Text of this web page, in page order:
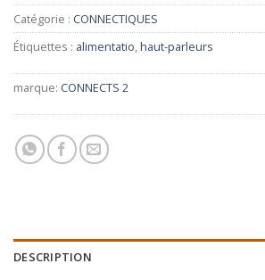
Catégorie : CONNECTIQUES
Étiquettes : alimentatio haut-parleurs
marque: CONNECTS 2
DESCRIPTION